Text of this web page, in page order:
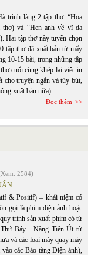
trình làng 2 tập thơ: “Hoa
thơ) và “Hẹn anh về vĩ dạ
Hai tập thơ này tuyển chọn
tập thơ đã xuất bản từ mấy
10-15 bài, trong những tập
cuối cùng khép lại việc in
cho truyện ngắn và tùy bút,
xuất bản nữa).
Đọc thêm
2584)
& Positif) – khái niệm có
gọi là phim điện ảnh hoặc
trình sản xuất phim có từ
Bảy - Nàng Tiên Út từ
và các loại máy quay máy
các Bảo tàng Điện ảnh),